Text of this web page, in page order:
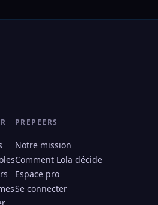
PREPEERS
Notre mission
Comment Lola décide
Espace pro
Se connecter